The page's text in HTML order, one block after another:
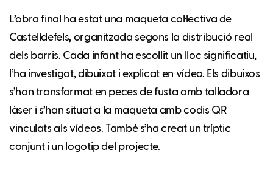
L’obra final ha estat una maqueta col·lectiva de
Castelldefels, organitzada segons la distribució real
dels barris. Cada infant ha escollit un lloc significatiu,
l’ha investigat, dibuixat i explicat en vídeo. Els dibuixos
s’han transformat en peces de fusta amb talladora
làser i s’han situat a la maqueta amb codis QR
vinculats als vídeos. També s’ha creat un tríptic
conjunt i un logotip del projecte.